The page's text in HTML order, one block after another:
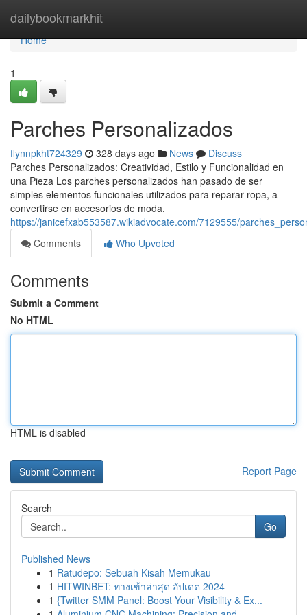
dailybookmarkhit
Home
Home
1
Parches Personalizados
flynnpkht724329 328 days ago News
Discuss
Parches Personalizados: Creatividad, Estilo y Funcionalidad en
una Pieza Los parches personalizados han pasado de ser
simples elementos funcionales utilizados para reparar ropa, a
convertirse en accesorios de moda,
https://janicefxab553587.wikiadvocate.com/7129555/
Comments
Who Upvoted
Comments
Submit a Comment
No HTML
HTML is disabled
Report Page
Search
Go
Published News
1 Ratudepo: Sebuah Kisah Memukau
1 HITWINBET: ทางเข้าล่าสุด อัปเดต 2024
1 {Twitter SMM Panel: Boost Your Visibility & Ex...